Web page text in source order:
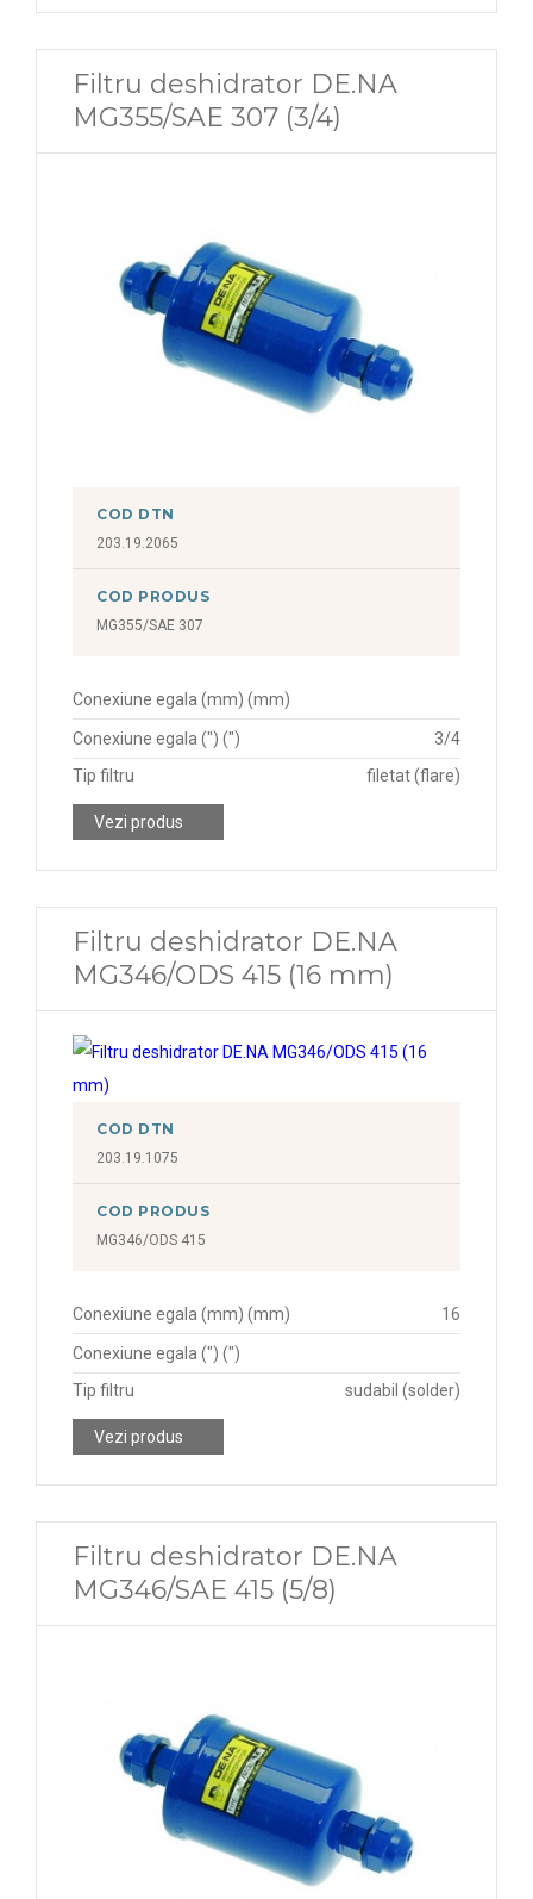
Filtru deshidrator DE.NA
MG355/SAE 307 (3/4)
COD DTN
203.19.2065
COD PRODUS
MG355/SAE 307
Conexiune egala (mm) (mm)
Conexiune egala (") (")
3/4
Tip filtru
filetat (flare)
Vezi produs
Filtru deshidrator DE.NA
MG346/ODS 415 (16 mm)
COD DTN
203.19.1075
COD PRODUS
MG346/ODS 415
Conexiune egala (mm) (mm) 16
Conexiune egala (") (")
Tip filtru
sudabil (solder)
Vezi produs
Filtru deshidrator DE.NA
MG346/SAE 415 (5/8)